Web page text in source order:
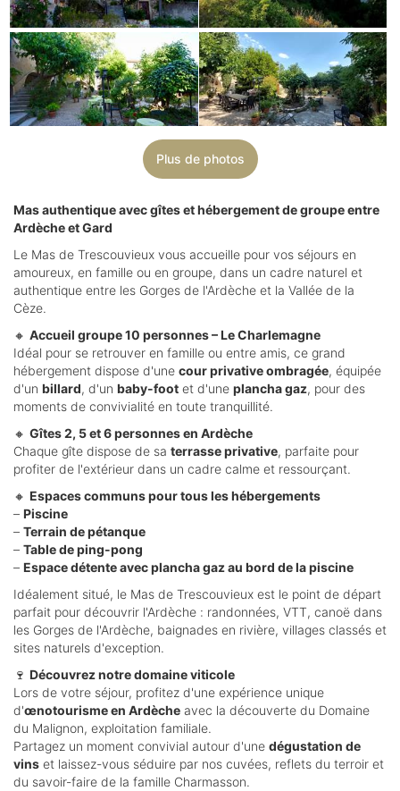
Plus de photos
Mas authentique avec gîtes et hébergement de groupe entre
Ardèche et Gard
Le Mas de Trescouvieux vous accueille pour vos séjours en
amoureux, en famille ou en groupe, dans un cadre naturel et
authentique entre les Gorges de l'Ardèche et la Vallée de la
Cèze.
🔸 Accueil groupe 10 personnes – Le Charlemagne
Idéal pour se retrouver en famille ou entre amis, ce grand
hébergement dispose d'une cour privative ombragée, équipée
d'un billard, d'un baby-foot et d'une plancha gaz, pour des
moments de convivialité en toute tranquillité.
🔸 Gîtes 2, 5 et 6 personnes en Ardèche
Chaque gîte dispose de sa terrasse privative, parfaite pour
profiter de l'extérieur dans un cadre calme et ressourçant.
🔸 Espaces communs pour tous les hébergements
– Piscine
– Terrain de pétanque
– Table de ping-pong
– Espace détente avec plancha gaz au bord de la piscine
Idéalement situé, le Mas de Trescouvieux est le point de départ
parfait pour découvrir l'Ardèche : randonnées, VTT, canoë dans
les Gorges de l'Ardèche, baignades en rivière, villages classés et
sites naturels d'exception.
🍷 Découvrez notre domaine viticole
Lors de votre séjour, profitez d'une expérience unique
d'œnotourisme en Ardèche avec la découverte du Domaine
du Malignon, exploitation familiale.
Partagez un moment convivial autour d'une dégustation de
vins et laissez-vous séduire par nos cuvées, reflets du terroir et
du savoir-faire de la famille Charmasson.